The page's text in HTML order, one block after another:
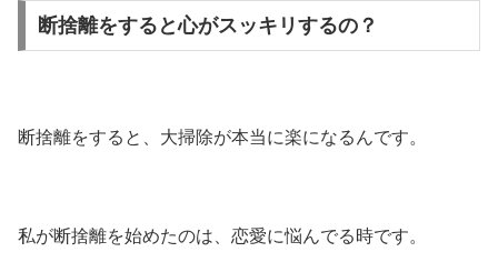
断捨離をすると心がスッキリするの？
断捨離をすると、大掃除が本当に楽になるんです。
私が断捨離を始めたのは、恋愛に悩んでる時です。